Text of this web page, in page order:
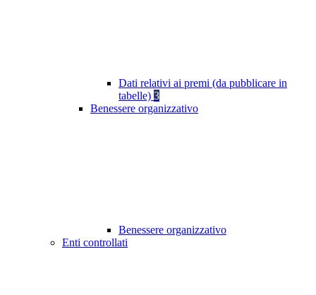
Dati relativi ai premi (da pubblicare in
tabelle) 3
Benessere organizzativo
Benessere organizzativo
Enti controllati